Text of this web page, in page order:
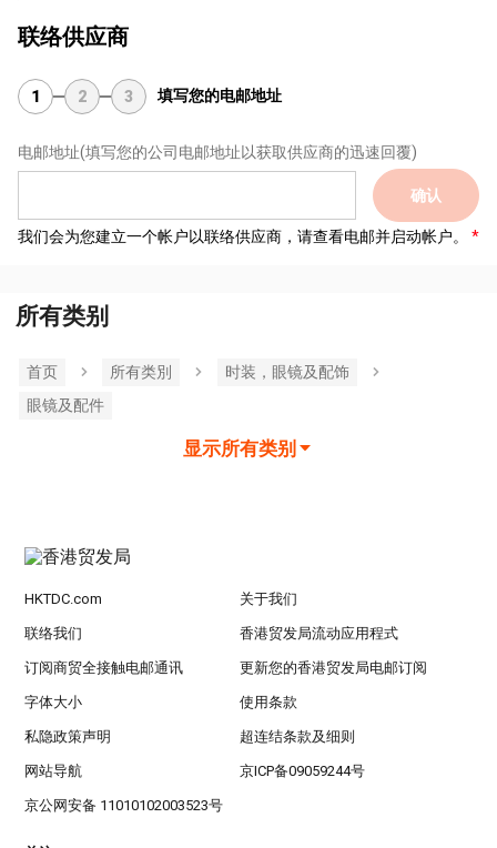
联络供应商
1 2 3 填写您的电邮地址
电邮地址(填写您的公司电邮地址以获取供应商的迅速回覆)
确认
我们会为您建立一个帐户以联络供应商，请查看电邮并启动帐户。
所有类别
首页 所有类別
时装，眼镜及配饰
眼镜及配件
显示所有类别
HKTDC.com 关于我们
联络我们 香港贸发局流动应用程式
订阅商贸全接触电邮通讯 更新您的香港贸发局电邮订阅
字体大小 使用条款
私隐政策声明 超连结条款及细则
网站导航 京ICP备09059244号
京公网安备 11010102003523号